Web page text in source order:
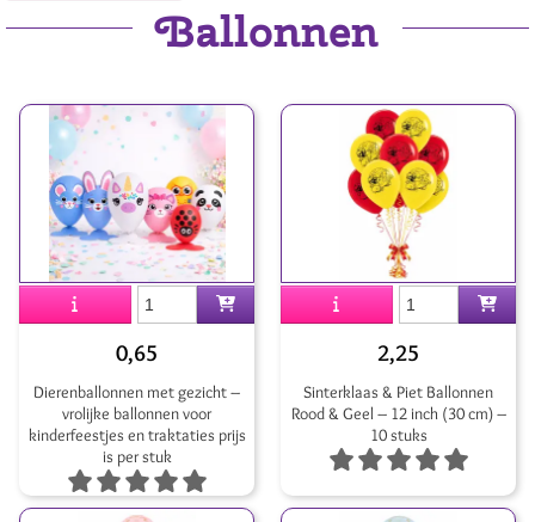
Ballonnen
0,65
Dierenballonnen met gezicht –
vrolijke ballonnen voor
kinderfeestjes en traktaties prijs
is per stuk
2,25
Sinterklaas & Piet Ballonnen
Rood & Geel – 12 inch (30 cm) –
10 stuks